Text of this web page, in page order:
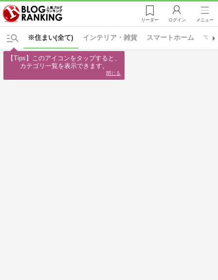
リーダー ログイン メニュー
※住まい(全て) インテリア・雑貨 スマートホーム マ
【Tips】このアイコンをタップすると、
カテゴリ一覧を表示できます。
閉じる